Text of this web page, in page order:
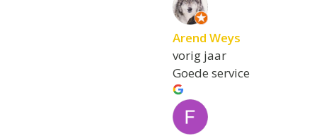
Arend Weys
vorig jaar
Goede service